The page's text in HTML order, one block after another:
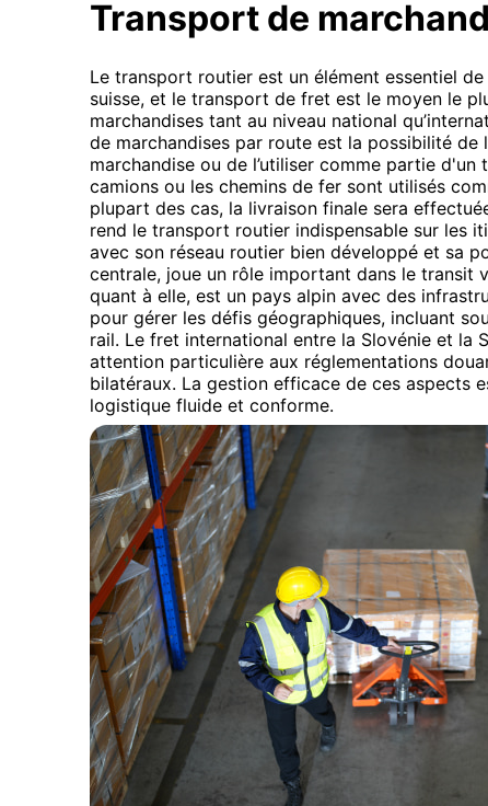
Transport de
Le transport routier est un élément essentiel
suisse, et le transport de fret est le moyen le
marchandises tant au niveau national
de marchandises par route est la possibilité de
marchandise ou de l’utiliser comme partie
camions ou les chemins de fer sont utilisés
plupart des cas, la livraison finale sera
rend le transport routier indispensable sur les
avec son réseau routier bien développé et sa
centrale, joue un rôle important dans le transit
quant à elle, est un pays alpin avec des
pour gérer les défis géographiques, incluant
rail. Le fret international entre la Slovénie et la
attention particulière aux réglementations
bilatéraux. La gestion efficace de ces aspects
logistique fluide et conforme.